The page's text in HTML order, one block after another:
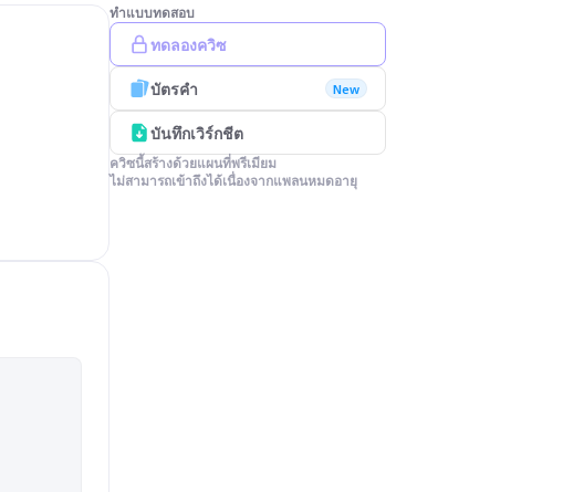
ทำแบบทดสอบ
ทดลองควิซ
บัตรคำ New
บันทึกเวิร์กชีต
ควิซนี้สร้างด้วยแผนที่พรีเมียม
ไม่สามารถเข้าถึงได้เนื่องจากแพลนหมดอายุ